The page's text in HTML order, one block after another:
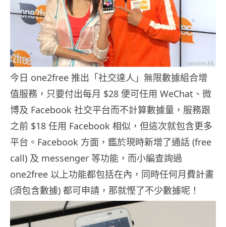
今日 one2free 推出「社交達人」無限數據組合增
值服務，只要付出每月 $28 便可任用 WeChat、微
博及 Facebook 社交平台而不計算數據量，服務跟
之前 $18 任用 Facebook 相似，但這次就包含更多
平台。Facebook 方面，鑑於現時新增了通話 (free
call) 及 messenger 等功能，而小編查詢過
one2free 以上功能都包括在內，同時任何月費計畫
(須包含數據) 都可申請，那就慳了不少數據呢！